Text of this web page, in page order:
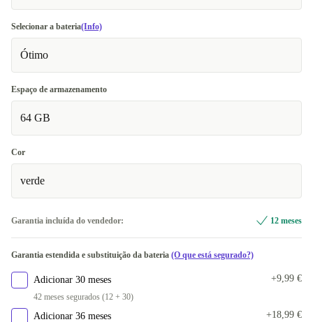
Selecionar a bateria(Info)
Ótimo
Espaço de armazenamento
64 GB
Cor
verde
Garantia incluída do vendedor: 12 meses
Garantia estendida e substituição da bateria (O que está segurado?)
Adicionar 30 meses
42 meses segurados (12 + 30)
+9,99 €
Adicionar 36 meses +18,99 €